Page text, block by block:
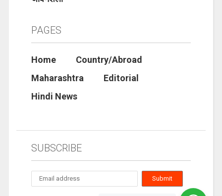
PAGES
Home
Country/Abroad
Maharashtra
Editorial
Hindi News
SUBSCRIBE